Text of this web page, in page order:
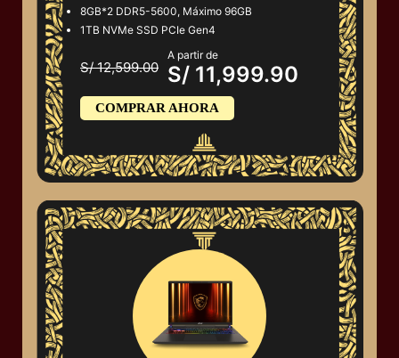
8GB*2 DDR5-5600, Máximo 96GB
1TB NVMe SSD PCIe Gen4
S/ 12,599.00
A partir de
S/ 11,999.90
COMPRAR AHORA